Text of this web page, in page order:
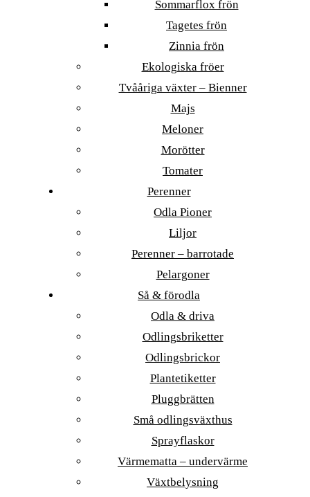
Sommarflox frön
Tagetes frön
Zinnia frön
Ekologiska fröer
Tvååriga växter – Bienner
Majs
Meloner
Morötter
Tomater
Perenner
Odla Pioner
Liljor
Perenner – barrotade
Pelargoner
Så & förodla
Odla & driva
Odlingsbriketter
Odlingsbrickor
Plantetiketter
Pluggbrätten
Små odlingsväxthus
Sprayflaskor
Värmematta – undervärme
Växtbelysning